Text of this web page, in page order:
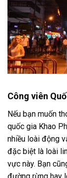
Công viên
Nếu bạn muốn
quốc gia Khao
nhiều loài động
đặc biệt là loài
vực này. Bạn
đường rừng hay